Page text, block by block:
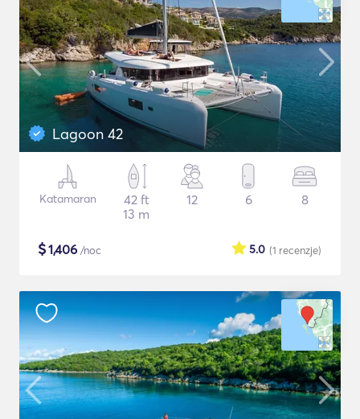
Lagoon 42
Katamaran
42 ft
13 m
12 6 8
$1,406 /noc (1 recenzje)
5.0